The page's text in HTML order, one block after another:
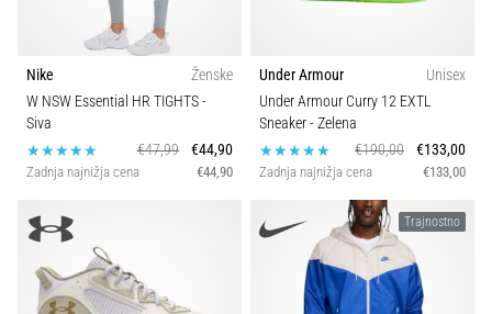
Nike
Ženske
W NSW Essential HR TIGHTS-
Siva
€47,99
€44,90
Zadnja najnižja cena €44,90
Under Armour
Unisex
Under Armour Curry 12 EXTL
Sneaker- Zelena
€190,00
€133,00
Zadnja najnižja cena €133,00
Trajnostno